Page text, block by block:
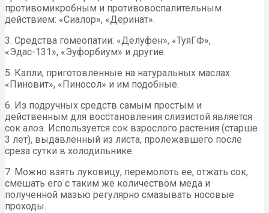
противомикробным и противовоспалительным
действием: «Сиалор», «Деринат».
3. Средства гомеопатии: «Делуфен», «ТуяГФ»,
«Эдас-131», «Эуфорбиум» и другие.
5. Капли, приготовленные на натуральных маслах:
«Пиновит», «Пиносол» и им подобные.
6. Из подручных средств самым простым и
действенным для восстановления слизистой является
сок алоэ. Используется сок взрослого растения (старше
3 лет), выдавленный из листа, пролежавшего после
среза сутки в холодильнике.
7. Можно взять луковицу, перемолоть ее, отжать сок,
смешать его с таким же количеством меда и
полученной мазью регулярно смазывать носовые
проходы.